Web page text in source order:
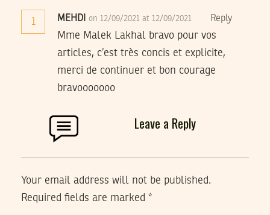
1 MEHDI on 12/09/2021 at 12/09/2021 Reply
Mme Malek Lakhal bravo pour vos
articles, c’est très concis et explicite,
merci de continuer et bon courage
bravooooooo
Leave a Reply
Your email address will not be published.
Required fields are marked *